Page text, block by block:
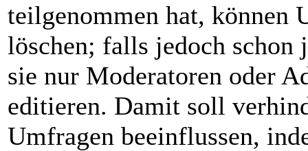
teilgenommen hat, können
löschen; falls jedoch schon
sie nur Moderatoren oder
editieren. Damit soll
Umfragen beeinflussen,